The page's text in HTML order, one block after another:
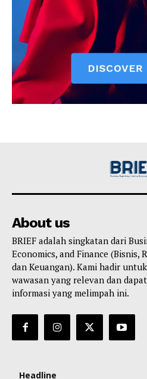
About us
BRIEF adalah singkatan dari
Economics, and Finance (Bisnis,
dan Keuangan). Kami hadir
wawasan yang relevan dan
informasi yang melimpah ini.
Headline